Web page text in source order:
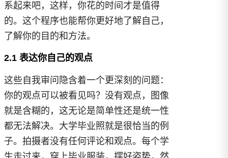
系起来吧，这样，你花的时间才是值得
的。这个程序也能帮你更好地了解自己，
了解你的目的和方法。
2.1 表达你自己的观点
这些自我审问隐含着一个更深刻的问题：
你的观点可以被看见吗？没有观点，图像
就是含糊的，这无论是简单性还是统一性
都无法解决。大学毕业照就是很恰当的例
子。拍摄者没有任何评论和观点。每个学